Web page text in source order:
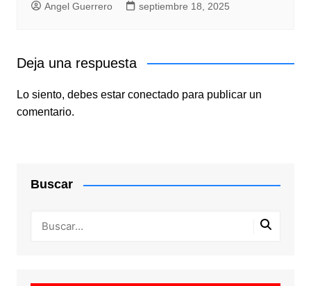
Angel Guerrero septiembre 18, 2025
Deja una respuesta
Lo siento, debes estar conectadopara publicar un
comentario.
Buscar